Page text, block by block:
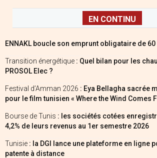
EN CONTINU
ENNAKL boucle son emprunt obligataire de
Transition énergétique : Quel bilan pour les
PROSOL Elec ?
Festival d’Amman 2026 : Eya Bellagha sacrée
pour le film tunisien « Where the Wind Comes
Bourse de Tunis : les sociétés cotées
4,2% de leurs revenus au 1er semestre 2026
Tunisie : la DGI lance une plateforme en ligne
patente à distance